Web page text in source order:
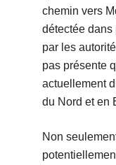
chemin vers
détectée
par les
pas présente
actuellement
du Nord et en
Non